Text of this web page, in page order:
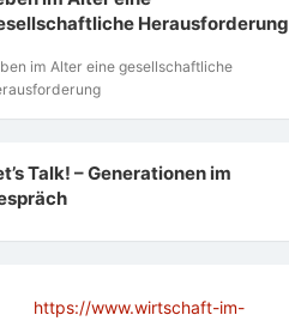
Herausforderung
im Alter eine gesellschaftliche
Talk! – Generationen im
https://www.wirtschaft-im-